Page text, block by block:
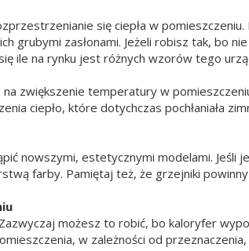
się ciepła w
grubymi zasłonami. Jeżeli robisz tak, bo
ile na rynku jest różnych wzorów tego
zwiększenie temperatury w
ciepło, które dotychczas pochłaniała
nowszymi, estetycznymi modelami. Jeśli
farby. Pamiętaj też, że grzejniki
możesz to robić, bo kaloryfer
w zależności od